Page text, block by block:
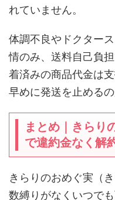
れていません。
体調不良やドクター
情のみ、送料自己負
着済みの商品代金は
早めに発送を止めるの
まとめ｜きらり
で違約金なく解
きらりのおめぐ実（
数縛りがなくいつで